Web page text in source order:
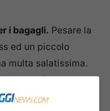
i bagagli. Pesare la
ed un piccolo
multa salatissima.
verificare che
compagnia